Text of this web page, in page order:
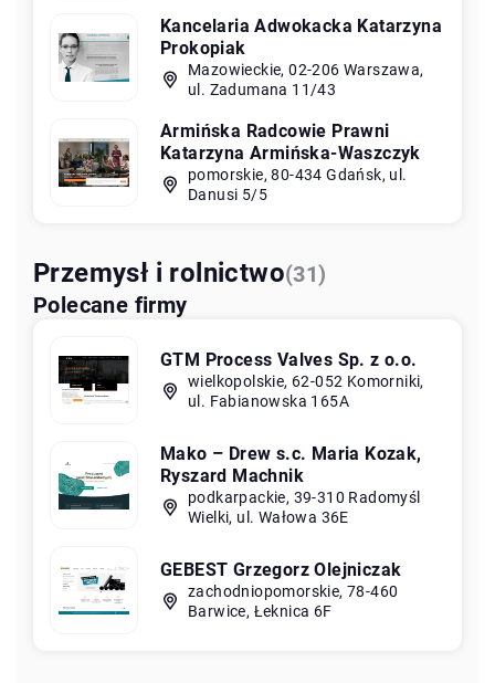
Kancelaria Adwokacka Katarzyna
Prokopiak
Mazowieckie, 02-206 Warszawa,
ul. Zadumana 11/43
Armińska Radcowie Prawni
Katarzyna Armińska-Waszczyk
pomorskie, 80-434 Gdańsk, ul.
Danusi 5/5
Przemysł i rolnictwo(31)
Polecane firmy
GTM Process Valves Sp. z o.o.
wielkopolskie, 62-052 Komorniki,
ul. Fabianowska 165A
Mako – Drew s.c. Maria Kozak,
Ryszard Machnik
podkarpackie, 39-310 Radomyśl
Wielki, ul. Wałowa 36E
GEBEST Grzegorz Olejniczak
zachodniopomorskie, 78-460
Barwice, Łeknica 6F